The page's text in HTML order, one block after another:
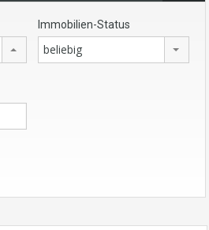
Immobilien-Status
beliebig